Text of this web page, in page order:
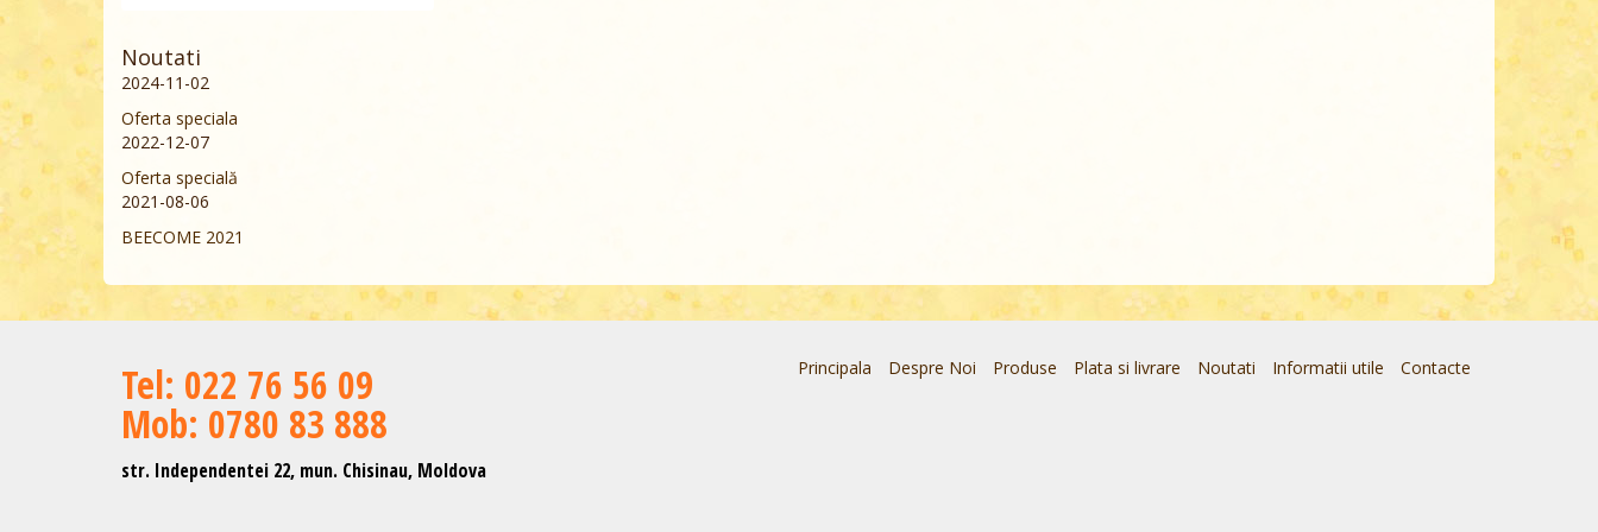
Noutati
2024-11-02
Oferta speciala
2022-12-07
Oferta specială
2021-08-06
BEECOME 2021
Теl: 022 76 56 09
Mob: 0780 83 888
str. Independentei 22, mun. Chisinau, Moldova
Principala Despre Noi Produse Plata si livrare Noutati Informatii utile Contacte